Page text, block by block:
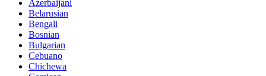
Azerbaijani
Belarusian
Bengali
Bosnian
Bulgarian
Cebuano
Chichewa